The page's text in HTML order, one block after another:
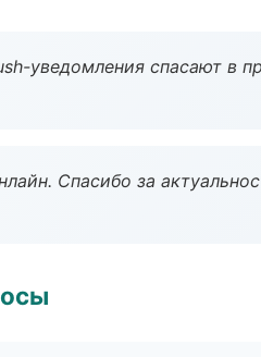
уведомления спасают в
Спасибо за